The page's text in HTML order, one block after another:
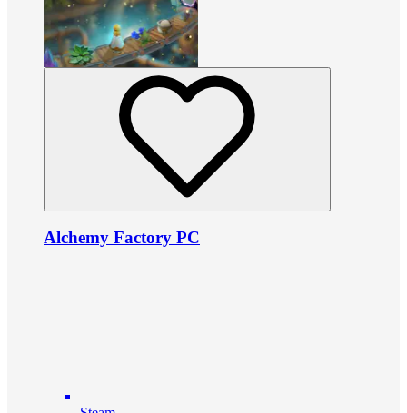
Alchemy Factory PC